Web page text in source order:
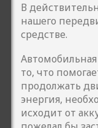
В
нашего
средстве.
Автомобильная
то, что
продолжать
энергия,
исходит от